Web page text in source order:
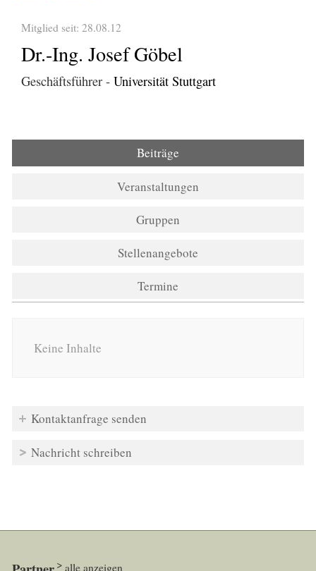
Mitglied seit: 28.08.12
Dr.-Ing. Josef Göbel
Geschäftsführer - Universität Stuttgart
Beiträge
Veranstaltungen
Gruppen
Stellenangebote
Termine
Keine Inhalte
Kontaktanfrage senden
Nachricht schreiben
alle anzeigen